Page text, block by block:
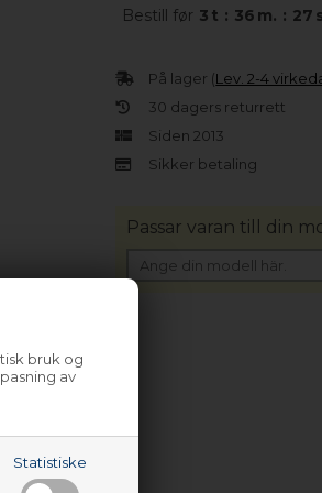
bruk og
av
Statistiske
Bestill før 3 t : 36 m. : 26
På lager (Lev. 2-4
30 dagers returrett
Siden 2013
Sikker betaling
Passar varan till din